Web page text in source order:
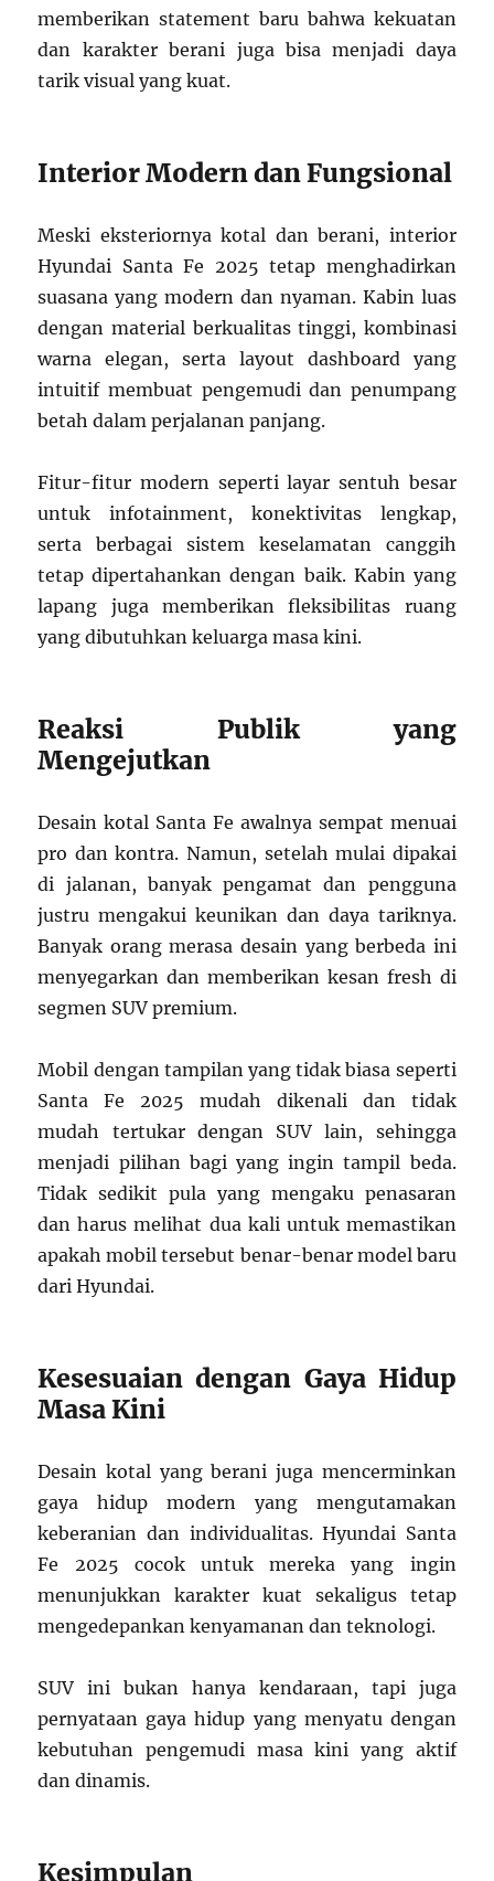
memberikan statement baru bahwa kekuatan
dan karakter berani juga bisa menjadi daya
tarik visual yang kuat.
Interior Modern dan Fungsional
Meski eksteriornya kotal dan berani, interior
Hyundai Santa Fe 2025 tetap menghadirkan
suasana yang modern dan nyaman. Kabin luas
dengan material berkualitas tinggi, kombinasi
warna elegan, serta layout dashboard yang
intuitif membuat pengemudi dan penumpang
betah dalam perjalanan panjang.
Fitur-fitur modern seperti layar sentuh besar
untuk infotainment, konektivitas lengkap,
serta berbagai sistem keselamatan canggih
tetap dipertahankan dengan baik. Kabin yang
lapang juga memberikan fleksibilitas ruang
yang dibutuhkan keluarga masa kini.
Reaksi Publik yang
Mengejutkan
Desain kotal Santa Fe awalnya sempat menuai
pro dan kontra. Namun, setelah mulai dipakai
di jalanan, banyak pengamat dan pengguna
justru mengakui keunikan dan daya tariknya.
Banyak orang merasa desain yang berbeda ini
menyegarkan dan memberikan kesan fresh di
segmen SUV premium.
Mobil dengan tampilan yang tidak biasa seperti
Santa Fe 2025 mudah dikenali dan tidak
mudah tertukar dengan SUV lain, sehingga
menjadi pilihan bagi yang ingin tampil beda.
Tidak sedikit pula yang mengaku penasaran
dan harus melihat dua kali untuk memastikan
apakah mobil tersebut benar-benar model baru
dari Hyundai.
Kesesuaian dengan Gaya Hidup
Masa Kini
Desain kotal yang berani juga mencerminkan
gaya hidup modern yang mengutamakan
keberanian dan individualitas. Hyundai Santa
Fe 2025 cocok untuk mereka yang ingin
menunjukkan karakter kuat sekaligus tetap
mengedepankan kenyamanan dan teknologi.
SUV ini bukan hanya kendaraan, tapi juga
pernyataan gaya hidup yang menyatu dengan
kebutuhan pengemudi masa kini yang aktif
dan dinamis.
Kesimpulan